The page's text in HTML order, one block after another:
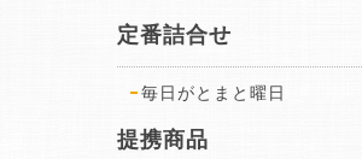
定番詰合せ
毎日がとまと曜日
提携商品